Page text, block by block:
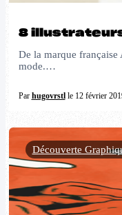
8 illustrateurs
De la marque française
mode.…
Par hugovrstlle 12 février
Découverte